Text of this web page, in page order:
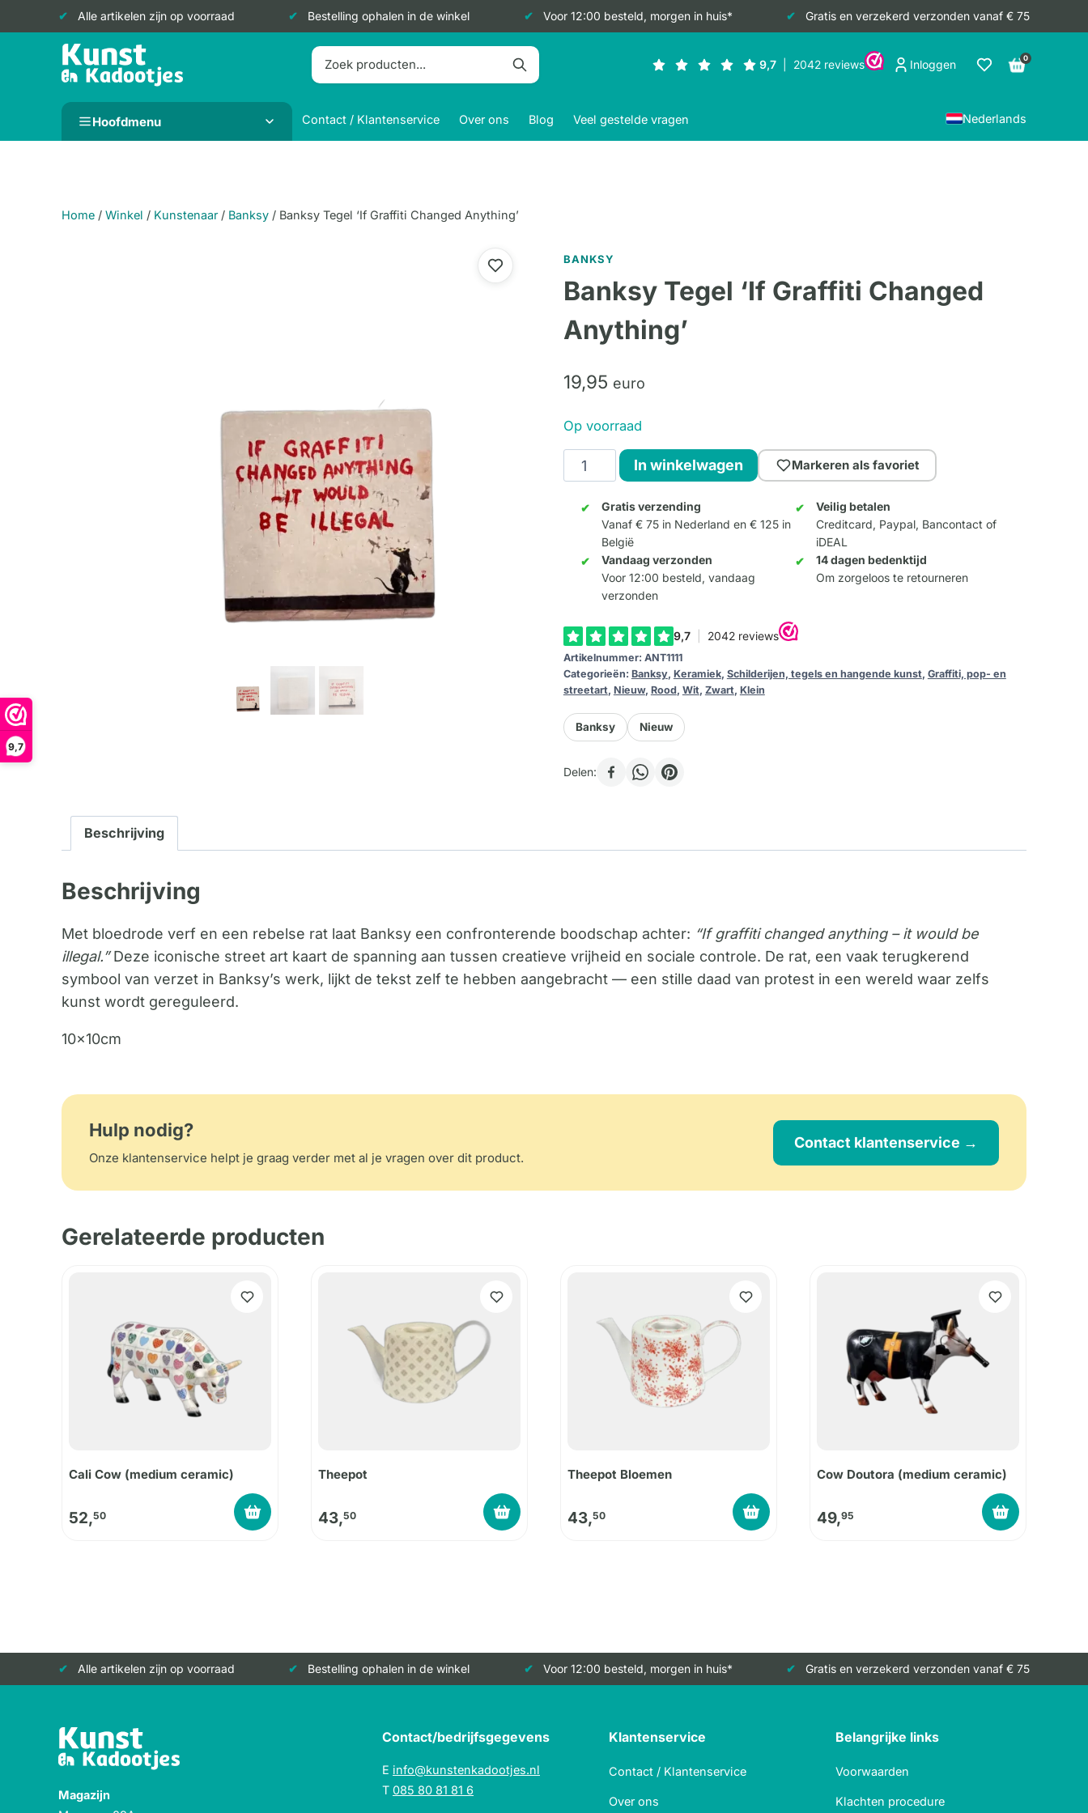
9,7
Alle artikelen zijn op voorraad Bestelling ophalen in de winkel Voor 12:00 besteld, morgen in huis* Gratis en verzekerd verzonden vanaf € 75
Doorgaan
Inloggen 0
Hoofdmenu Contact / Klantenservice Over ons Blog Veel gestelde vragen Nederlands
Home / Winkel / Kunstenaar / Banksy / Banksy Tegel ‘If Graffiti Changed Anything’
BANKSY
Banksy Tegel ‘If Graffiti Changed
Anything’
19,95 euro
Op voorraad
Banksy
Tegel
Graffiti
Changed
Anything'
aantal
In winkelwagen Markeren als favoriet
Gratis verzending
Vanaf € 75 in Nederland en € 125 in
België
Veilig betalen
Creditcard, Paypal, Bancontact of
iDEAL
Vandaag verzonden
Voor 12:00 besteld, vandaag
verzonden
14 dagen bedenktijd
Om zorgeloos te retourneren
Artikelnummer: ANT1111
Categorieën: Banksy, Keramiek, Schilderijen, tegels en hangende kunst, Graffiti, pop- en
streetart, Nieuw, Rood, Wit, Zwart, Klein
Banksy Nieuw
Delen:
Beschrijving
Beschrijving
Met bloedrode verf en een rebelse rat laat Banksy een confronterende boodschap achter: “If graffiti changed anything – it would be
illegal.”Deze iconische street art kaart de spanning aan tussen creatieve vrijheid en sociale controle. De rat, een vaak terugkerend
symbool van verzet in Banksy’s werk, lijkt de tekst zelf te hebben aangebracht — een stille daad van protest in een wereld waar zelfs
kunst wordt gereguleerd.
10x10cm
Hulp nodig?
Onze klantenservice helpt je graag verder met al je vragen over dit product.
Contact klantenservice →
Gerelateerde producten
Cali Cow (medium ceramic)
52,50
Theepot
43,50
Theepot Bloemen
43,50
Cow Doutora (medium ceramic)
49,95
Alle artikelen zijn op voorraad Bestelling ophalen in de winkel Voor 12:00 besteld, morgen in huis* Gratis en verzekerd verzonden vanaf € 75
Magazijn
Contact/bedrijfsgegevens
E info@kunstenkadootjes.nl
T 085 80 81 81 6
Klantenservice
Contact / Klantenservice
Over ons
Belangrijke links
Voorwaarden
Klachten procedure